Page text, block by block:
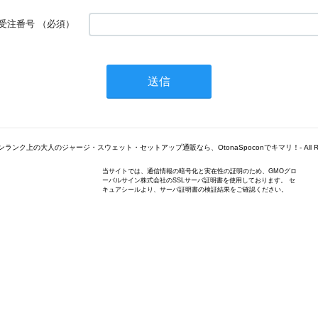
注番号 （必須）
ランク上の大人のジャージ・スウェット・セットアップ通販なら、OtonaSpoconでキマリ！- All
当サイトでは、通信情報の暗号化と実在性の証明のため、GMOグロ
ーバルサイン株式会社のSSLサーバ証明書を使用しております。 セ
キュアシールより、サーバ証明書の検証結果をご確認ください。